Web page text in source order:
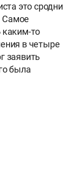
это сродни
Самое
каким-то
в четыре
заявить
была